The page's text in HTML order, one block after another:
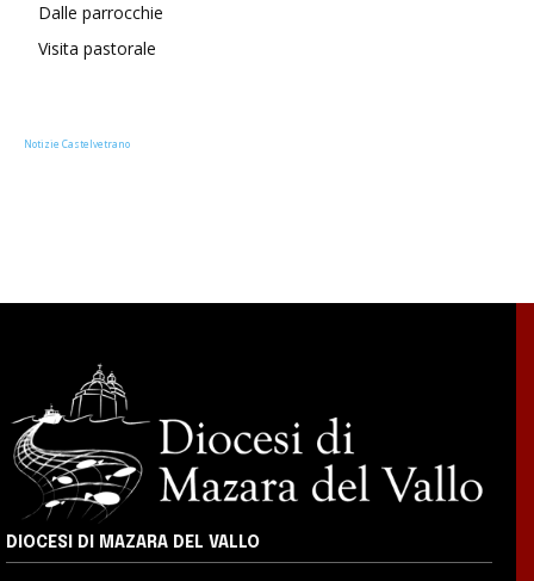
Dalle parrocchie
Visita pastorale
Notizie Castelvetrano
DIOCESI DI MAZARA DEL VALLO